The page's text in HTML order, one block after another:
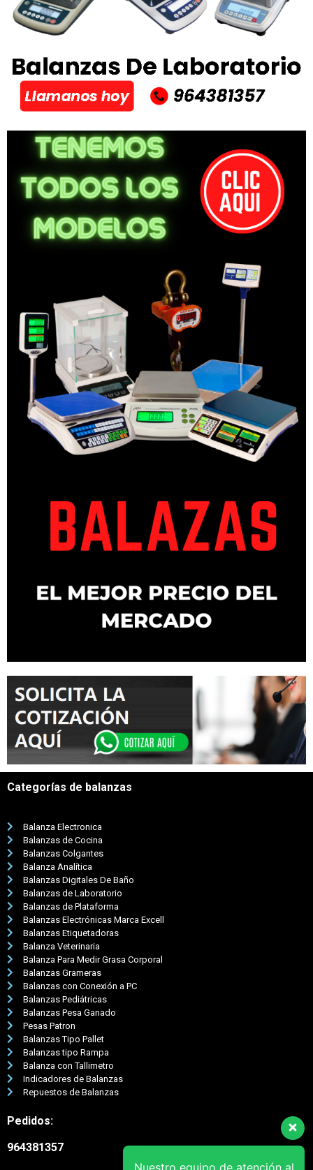
Categorías de balanzas
Balanza Electronica
Balanzas de Cocina
Balanzas Colgantes
Balanza Analítica
Balanzas Digitales De Baño
Balanzas de Laboratorio
Balanzas de Plataforma
Balanzas Electrónicas Marca Excell
Balanzas Etiquetadoras
Balanza Veterinaria
Balanza Para Medir Grasa Corporal
Balanzas Grameras
Balanzas con Conexión a PC
Balanzas Pediátricas
Balanzas Pesa Ganado
Pesas Patron
Balanzas Tipo Pallet
Balanzas tipo Rampa
Balanza con Tallimetro
Indicadores de Balanzas
Repuestos de Balanzas
Pedidos:
964381357
Nuestro equipo de atención al